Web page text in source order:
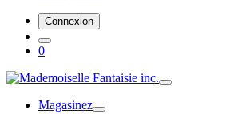
Connexion
0
Magasinez